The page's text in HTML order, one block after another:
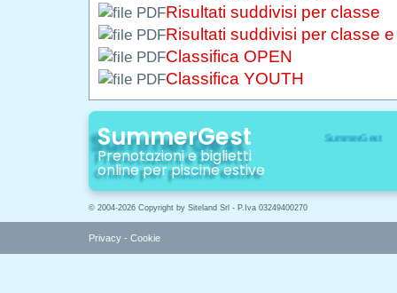
Risultati suddivisi per classe
Risultati suddivisi per classe
Classifica OPEN
Classifica YOUTH
SummerGest
Prenotazioni e biglietti
online per piscine estive
© 2004-2026 Copyright by Siteland Srl - P.Iva 03249400270
Privacy - Cookie